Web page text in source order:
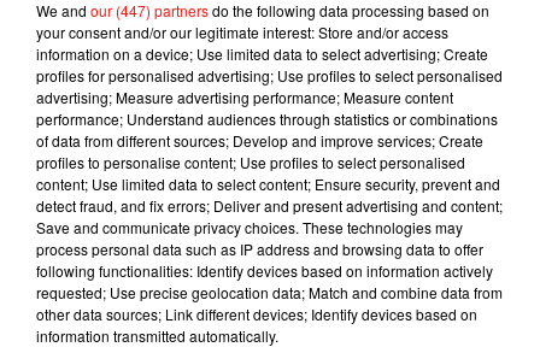
des passagers et à la récupération de l’organe en question.
En somme, plus de peur que de mal !
Musique
7 août 2026
Julien Lieb s’essaye à la vie de chatelain
dans son nouveau clip
We and our (447) partnersdo the following data processing based on
your consent and/or our legitimate interest: Store and/or access
information on a device; Use limited data to select advertising; Create
profiles for personalised advertising; Use profiles to select personalised
advertising; Measure advertising performance; Measure content
performance; Understand audiences through statistics or combinations
of data from different sources; Develop and improve services; Create
profiles to personalise content; Use profiles to select personalised
content; Use limited data to select content; Ensure security, prevent and
detect fraud, and fix errors; Deliver and present advertising and content;
Save and communicate privacy choices. These technologies may
process personal data such as IP address and browsing data to offer
following functionalities: Identify devices based on information actively
requested; Use precise geolocation data; Match and combine data from
other data sources; Link different devices; Identify devices based on
information transmitted automatically.